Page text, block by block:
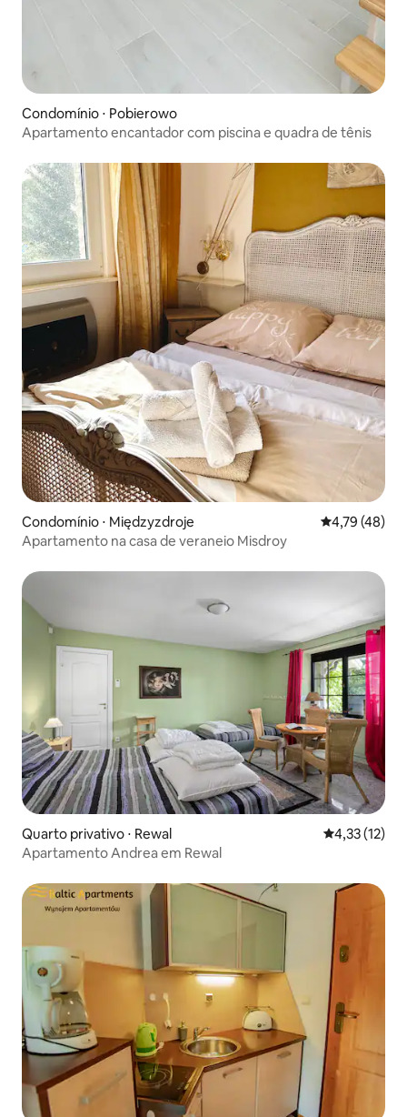
Condomínio ⋅ Pobierowo
Apartamento encantador com piscina e quadra de tênis
Condomínio ⋅ Międzyzdroje 4,79 de uma
4,79 (48)
Apartamento na casa de veraneio Misdroy
Quarto privativo ⋅ Rewal 4,33 de uma
4,33 (12)
Apartamento Andrea em Rewal